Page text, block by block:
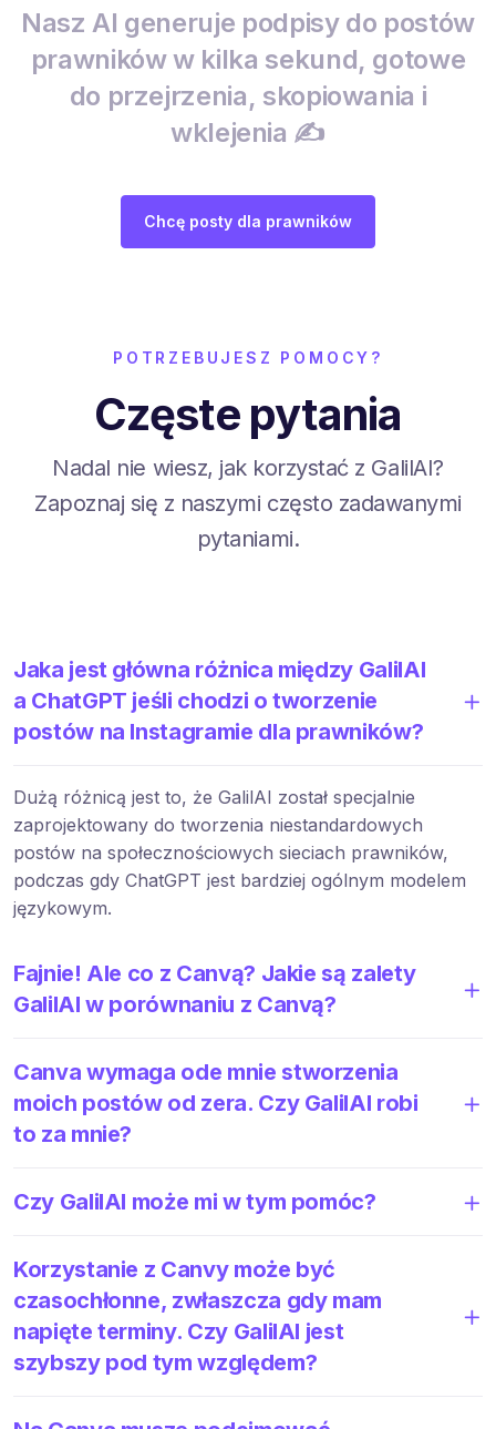
Nasz AI generuje podpisy do postów
prawników w kilka sekund, gotowe
do przejrzenia, skopiowania i
wklejenia ✍️
Chcę posty dla prawników
POTRZEBUJESZ POMOCY?
Częste pytania
Nadal nie wiesz, jak korzystać z GalilAI?
Zapoznaj się z naszymi często zadawanymi
pytaniami.
Jaka jest główna różnica między GalilAI
a ChatGPT jeśli chodzi o tworzenie
postów na Instagramie dla prawników?
Dużą różnicą jest to, że GalilAI został specjalnie
zaprojektowany do tworzenia niestandardowych
postów na społecznościowych sieciach prawników,
podczas gdy ChatGPT jest bardziej ogólnym modelem
językowym.
Fajnie! Ale co z Canvą? Jakie są zalety
GalilAI w porównaniu z Canvą?
Canva wymaga ode mnie stworzenia
moich postów od zera. Czy GalilAI robi
to za mnie?
Czy GalilAI może mi w tym pomóc?
Korzystanie z Canvy może być
czasochłonne, zwłaszcza gdy mam
napięte terminy. Czy GalilAI jest
szybszy pod tym względem?